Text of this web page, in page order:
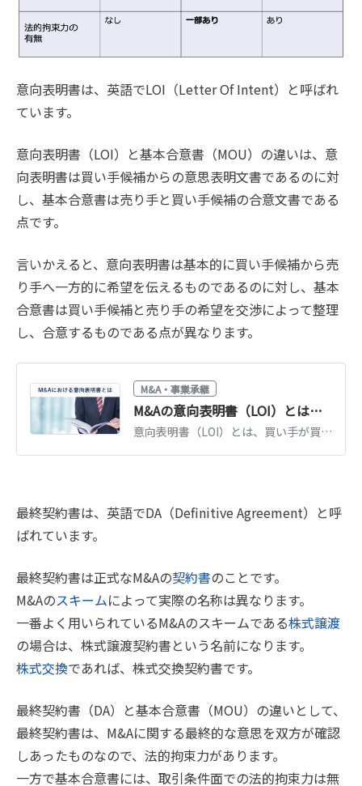
意向表明書は、英語でLOI（Letter Of Intent）と呼ばれ
ています。
意向表明書（LOI）と基本合意書（MOU）の違いは、意
向表明書は買い手候補からの意思表明文書であるのに対
し、基本合意書は売り手と買い手候補の合意文書である
点です。
言いかえると、意向表明書は基本的に買い手候補から売
り手へ一方的に希望を伝えるものであるのに対し、基本
合意書は買い手候補と売り手の希望を交渉によって整理
し、合意するものである点が異なります。
M&A・事業承継
M&Aの意向表明書（LOI）とは？記載内容・法的拘束力・基本合意書との違い
意向表明書（LOI）とは、買い手が買収の意向と条件を売り手に示す書面です。記載内容、法的拘束力の有無、基本合意書との違い、提出のタイミングを解説します。
最終契約書は、英語でDA（Definitive Agreement）と呼
ばれています。
最終契約書は正式なM&Aの契約書のことです。
M&Aのスキームによって実際の名称は異なります。
一番よく用いられているM&Aのスキームである株式譲渡
の場合は、株式譲渡契約書という名前になります。
株式交換であれば、株式交換契約書です。
最終契約書（DA）と基本合意書（MOU）の違いとして、
最終契約書は、M&Aに関する最終的な意思を双方が確認
しあったものなので、法的拘束力があります。
一方で基本合意書には、取引条件面での法的拘束力は無